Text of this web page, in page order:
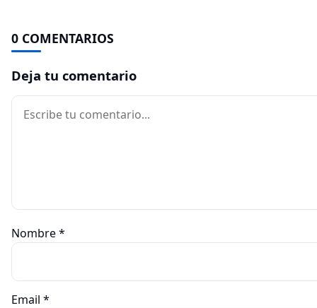
0 COMENTARIOS
Deja tu comentario
Comentario
Nombre*
Email *